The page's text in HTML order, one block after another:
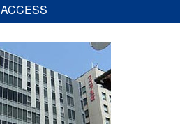
ACCESS